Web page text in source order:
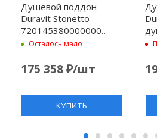
Душевой поддон
Duravit Stonetto
720145380000000
композитный, 90x80х5
Осталось мало
175 358₽/шт
КУПИТЬ